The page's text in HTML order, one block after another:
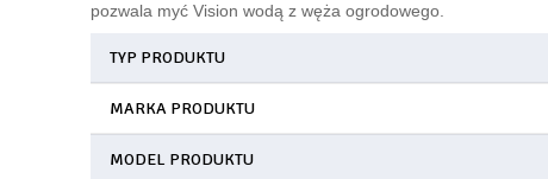
pozwala myć Vision wodą z węża ogrodowego.
TYP PRODUKTU
MARKA PRODUKTU
MODEL PRODUKTU